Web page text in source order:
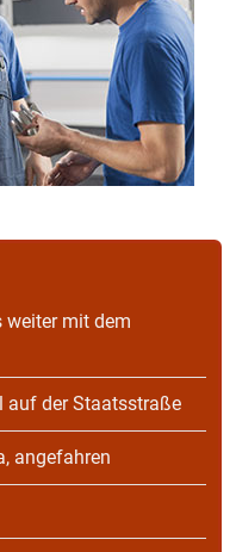
weiter mit dem
auf der Staatsstraße
angefahren